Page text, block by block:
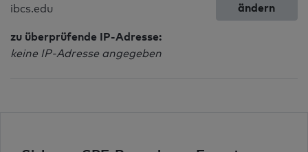
ibcs.edu
zu überprüfende IP-Adresse:
keine IP-Adresse angegeben
ändern